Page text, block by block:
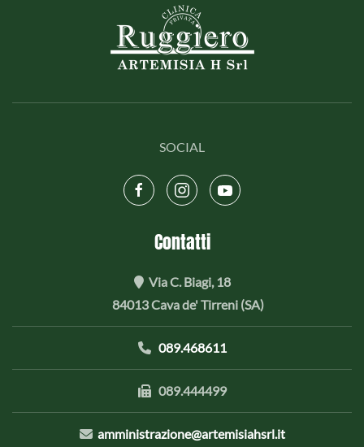
SOCIAL
Contatti
Via C. Biagi, 18
84013 Cava de' Tirreni (SA)
089.468611
089.444499
amministrazione@artemisiahsrl.it